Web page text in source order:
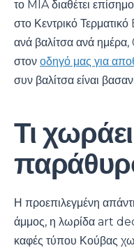
το MIA διαθέτει
στο Κεντρικό
ανά βαλίτσα ανά
στον οδηγό μας για
συν βαλίτσα είναι
Τι
Η προεπιλεγμένη
άμμος, η λωρίδα art
καφές τύπου Κούβας